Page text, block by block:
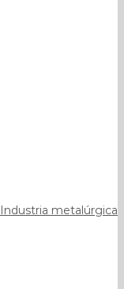
metalúrgica